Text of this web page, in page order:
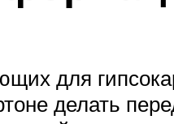
для
делать